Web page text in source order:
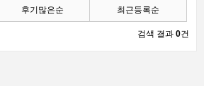
후기많은순 최근등록순
검색 결과 0건